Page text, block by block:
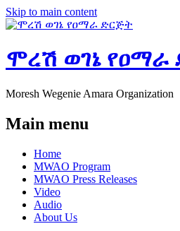
Skip to main content
ሞረሽ ወገኔ የዐማራ
Moresh Wegenie Amara Organization
Main menu
Home
MWAO Program
MWAO Press Releases
Video
Audio
About Us